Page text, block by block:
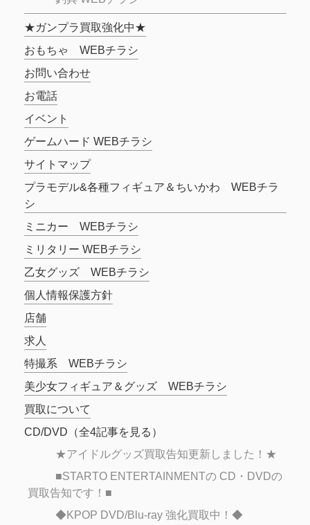
★ガンプラ買取強化中★
おもちゃ WEBチラシ
お問い合わせ
お電話
イベント
ゲームハード WEBチラシ
サイトマップ
プラモデル&各種フィギュア＆ちいかわ WEBチラ
シ
ミニカー WEBチラシ
ミリタリー WEBチラシ
乙女グッズ WEBチラシ
個人情報保護方針
店舗
求人
特撮系 WEBチラシ
美少女フィギュア＆グッズ WEBチラシ
買取について
CD/DVD （全4記事を見る）
★アイドルグッズ買取告知更新しました！★
■STARTO ENTERTAINMENTの CD・DVDの
買取告知です！■
◆KPOP DVD/Blu-ray 強化買取中！◆